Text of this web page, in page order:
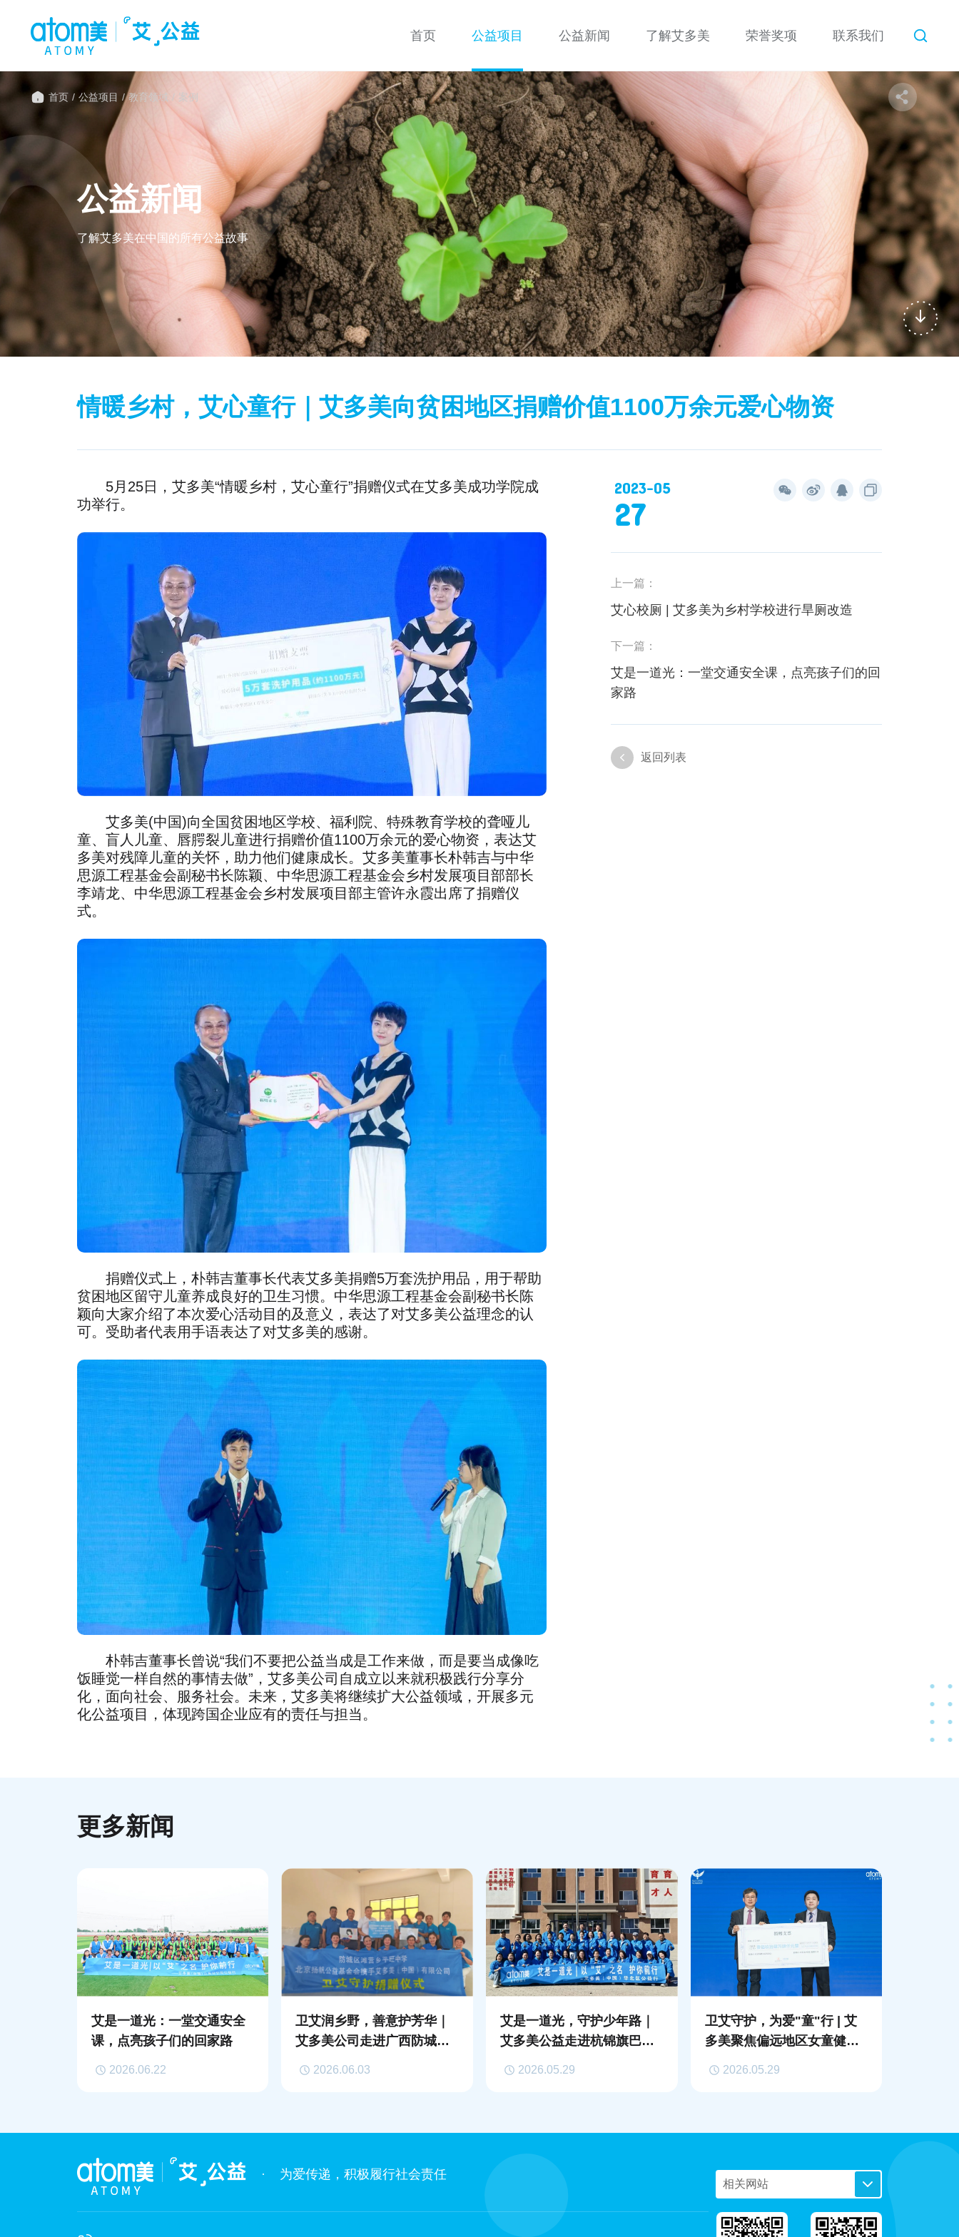
首页 公益项目 公益新闻 了解艾多美 荣誉奖项 联系我们
首页 / 公益项目 / 教育领域 / 案例
公益新闻
了解艾多美在中国的所有公益故事
情暖乡村，艾心童行｜艾多美向贫困地区捐赠价值1100万余元爱心物资
5月25日，艾多美“情暖乡村，艾心童行”捐赠仪式在艾多美成功学院成
功举行。
艾多美(中国)向全国贫困地区学校、福利院、特殊教育学校的聋哑儿
童、盲人儿童、唇腭裂儿童进行捐赠价值1100万余元的爱心物资，表达艾
多美对残障儿童的关怀，助力他们健康成长。艾多美董事长朴韩吉与中华
思源工程基金会副秘书长陈颖、中华思源工程基金会乡村发展项目部部长
李靖龙、中华思源工程基金会乡村发展项目部主管许永霞出席了捐赠仪
式。
捐赠仪式上，朴韩吉董事长代表艾多美捐赠5万套洗护用品，用于帮助
贫困地区留守儿童养成良好的卫生习惯。中华思源工程基金会副秘书长陈
颖向大家介绍了本次爱心活动目的及意义，表达了对艾多美公益理念的认
可。受助者代表用手语表达了对艾多美的感谢。
朴韩吉董事长曾说“我们不要把公益当成是工作来做，而是要当成像吃
饭睡觉一样自然的事情去做”，艾多美公司自成立以来就积极践行分享分
化，面向社会、服务社会。未来，艾多美将继续扩大公益领域，开展多元
化公益项目，体现跨国企业应有的责任与担当。
2023-05
27
上一篇：
艾心校厕 | 艾多美为乡村学校进行旱厕改造
下一篇：
艾是一道光：一堂交通安全课，点亮孩子们的回
家路
返回列表
更多新闻
艾是一道光：一堂交通安全
课，点亮孩子们的回家路
2026.06.22
卫艾润乡野，善意护芳华｜
艾多美公司走进广西防城港
2026.06.03
艾是一道光，守护少年路｜
艾多美公益走进杭锦旗巴拉
2026.05.29
卫艾守护，为爱"童"行 | 艾
多美聚焦偏远地区女童健康
2026.05.29
· 为爱传递，积极履行社会责任
相关网站
PC艾购商城